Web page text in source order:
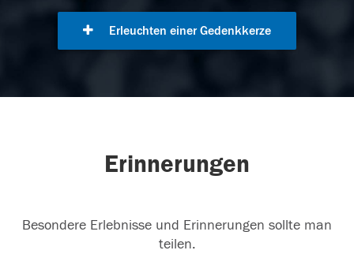
Erleuchten einer Gedenkkerze
Erinnerungen
Besondere Erlebnisse und Erinnerungen sollte man
teilen.